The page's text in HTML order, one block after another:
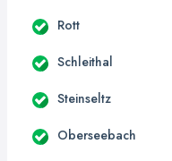
Rott
Schleithal
Steinseltz
Oberseebach